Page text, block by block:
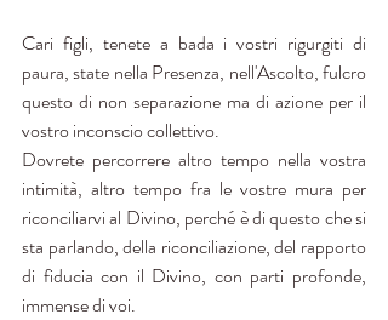
Cari figli, tenete a bada i vostri rigurgiti di
paura, state nella Presenza, nell'Ascolto, fulcro
questo di non separazione ma di azione per il
vostro inconscio collettivo.
Dovrete percorrere altro tempo nella vostra
intimità, altro tempo fra le vostre mura per
riconciliarvi al Divino, perché è di questo che si
sta parlando, della riconciliazione, del rapporto
di fiducia con il Divino, con parti profonde,
immense di voi.